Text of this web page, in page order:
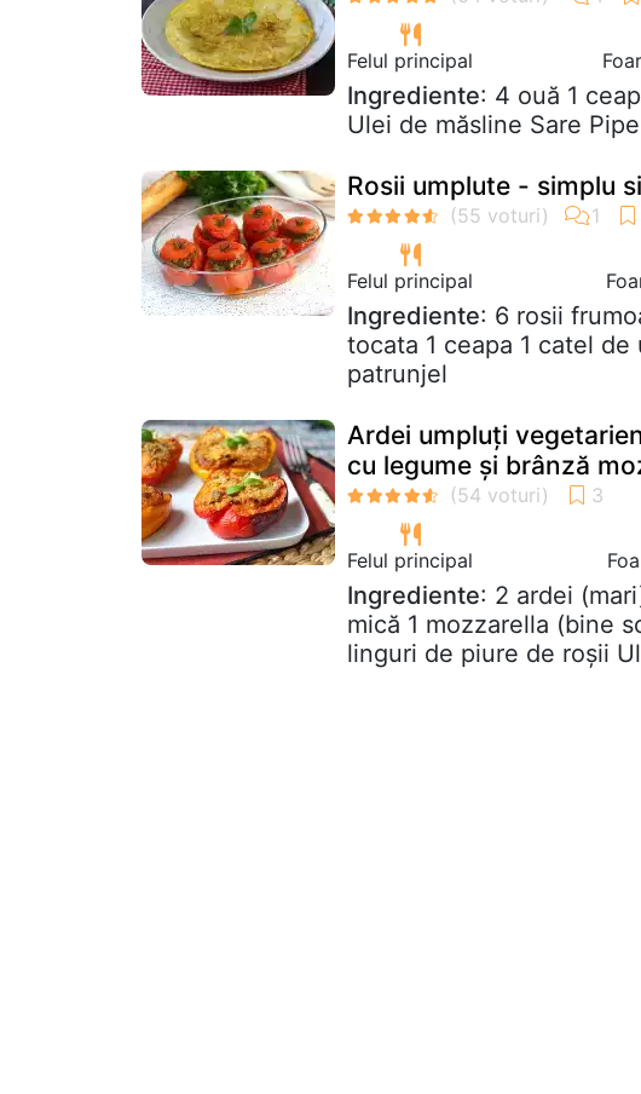
Felul principal
Ingrediente: 4 ouă 1
Ulei de măsline Sare
Rosii umplute - simplu
Felul principal
Ingrediente: 6 rosii
tocata 1 ceapa 1 catel
patrunjel
Ardei umpluți
cu legume și brânză
Felul principal
Ingrediente: 2 ardei
mică 1 mozzarella (bine
linguri de piure de roșii